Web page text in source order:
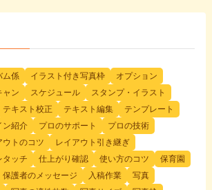
ム係 イラスト付き写真枠
オプション
ャン スケジュール
スタンプ・イラスト
テキスト校正 テキスト編集
テンプレート
ン紹介 プロのサポート
プロの技術
ウトのコツ
レイアウト引き継ぎ
タッチ 仕上がり確認 使い方のコツ
保育園
保護者のメッセージ 入稿作業
写真